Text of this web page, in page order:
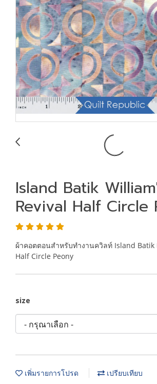
Island Batik
Revival Half Circle
ผ้าคอตตอนสำหรับทำงานควิลท์ Island Batik
Half Circle Peony
size
เพิ่มรายการโปรด เปรียบเทียบ